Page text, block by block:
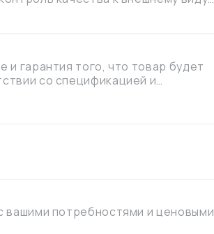
правильной упаковки и
и гарантия того, что товар будет
со спецификацией и
вашими потребностями и ценовыми